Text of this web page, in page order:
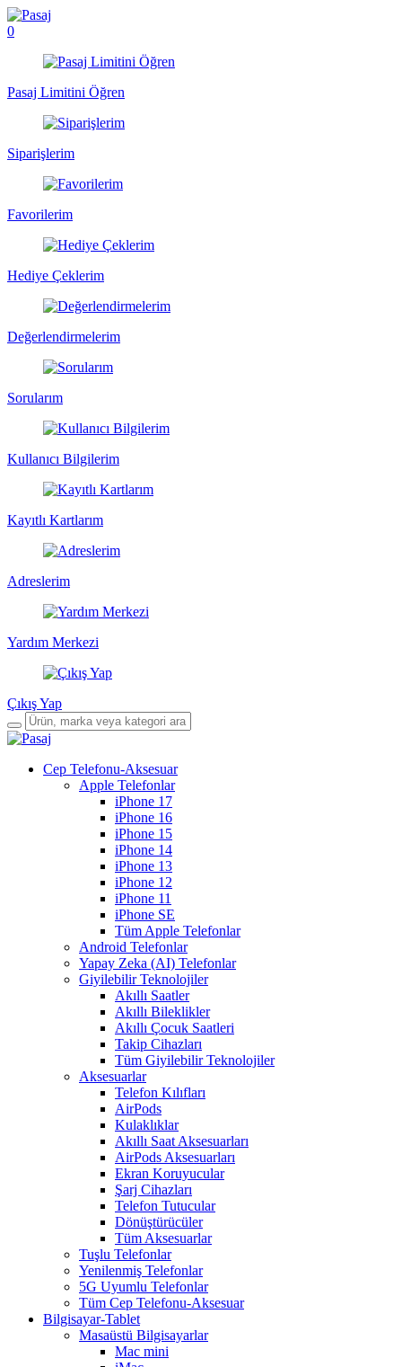
0
Pasaj Limitini Öğren
Siparişlerim
Favorilerim
Hediye Çeklerim
Değerlendirmelerim
Sorularım
Kullanıcı Bilgilerim
Kayıtlı Kartlarım
Adreslerim
Yardım Merkezi
Çıkış Yap
Cep Telefonu-Aksesuar
Apple Telefonlar
iPhone 17
iPhone 16
iPhone 15
iPhone 14
iPhone 13
iPhone 12
iPhone 11
iPhone SE
Tüm Apple Telefonlar
Android Telefonlar
Yapay Zeka (AI) Telefonlar
Giyilebilir Teknolojiler
Akıllı Saatler
Akıllı Bileklikler
Akıllı Çocuk Saatleri
Takip Cihazları
Tüm Giyilebilir Teknolojiler
Aksesuarlar
Telefon Kılıfları
AirPods
Kulaklıklar
Akıllı Saat Aksesuarları
AirPods Aksesuarları
Ekran Koruyucular
Şarj Cihazları
Telefon Tutucular
Dönüştürücüler
Tüm Aksesuarlar
Tuşlu Telefonlar
Yenilenmiş Telefonlar
5G Uyumlu Telefonlar
Tüm Cep Telefonu-Aksesuar
Bilgisayar-Tablet
Masaüstü Bilgisayarlar
Mac mini